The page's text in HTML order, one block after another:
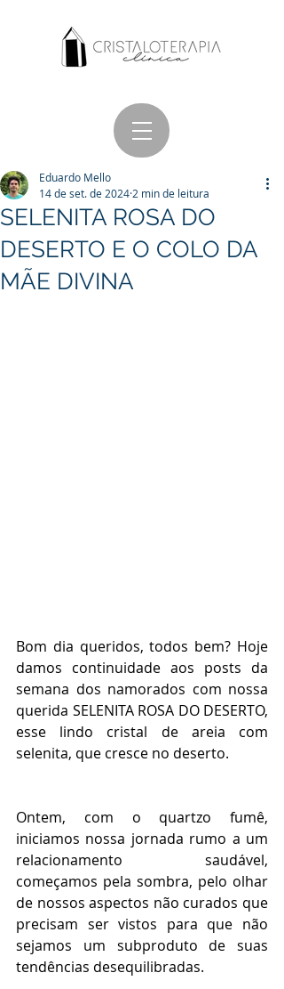
SELENITA ROSA DO
DESERTO E O COLO DA
MÃE DIVINA
Eduardo Mello
14 de set. de 2024 2 min de leitura
Bom dia queridos, todos bem? Hoje
damos continuidade aos posts da
semana dos namorados com nossa
querida SELENITA ROSA DO DESERTO,
esse lindo cristal de areia com
selenita, que cresce no deserto.
Ontem, com o quartzo fumê,
iniciamos nossa jornada rumo a um
relacionamento saudável,
começamos pela sombra, pelo olhar
de nossos aspectos não curados que
precisam ser vistos para que não
sejamos um subproduto de suas
tendências desequilibradas.